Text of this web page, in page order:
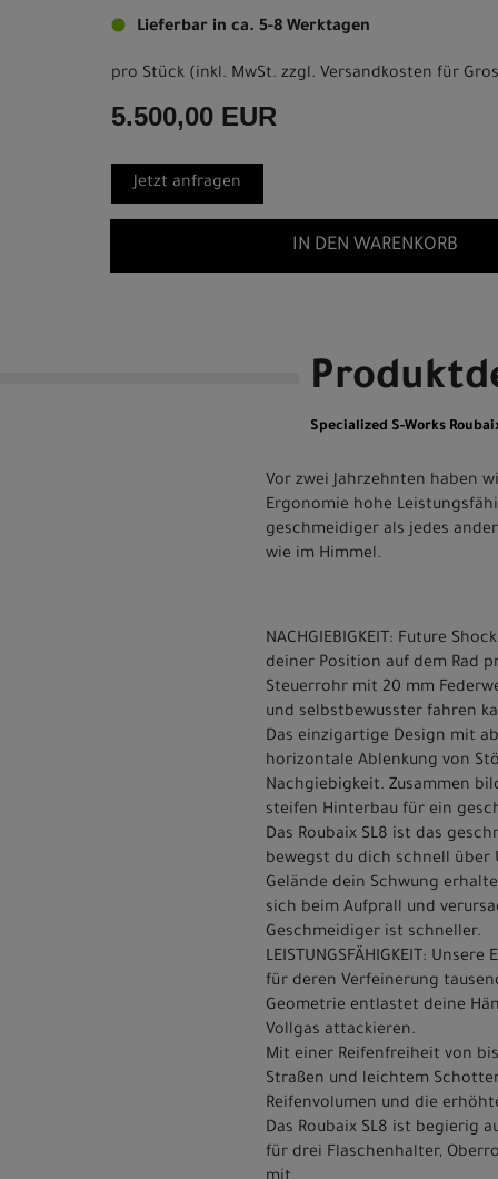
Lieferbar in ca. 5-8 Werktagen
pro Stück (inkl. MwSt. zzgl. Versandkosten für
5.500,00 EUR
Jetzt anfragen
IN DEN WARENKORB
Specialized S-Works
Vor zwei Jahrzehnten haben
Ergonomie hohe
geschmeidiger als jedes
wie im Himmel.
NACHGIEBIGKEIT: Future
deiner Position auf dem Rad
Steuerrohr mit 20 mm
und selbstbewusster fahren
Das einzigartige Design mit
horizontale Ablenkung von
Nachgiebigkeit. Zusammen
steifen Hinterbau für ein
Das Roubaix SL8 ist das
bewegst du dich schnell über
Gelände dein Schwung
sich beim Aufprall und
Geschmeidiger ist schneller.
LEISTUNGSFÄHIGKEIT:
für deren Verfeinerung
Geometrie entlastet deine
Vollgas attackieren.
Mit einer Reifenfreiheit von
Straßen und leichtem
Reifenvolumen und die
Das Roubaix SL8 ist begierig
für drei Flaschenhalter,